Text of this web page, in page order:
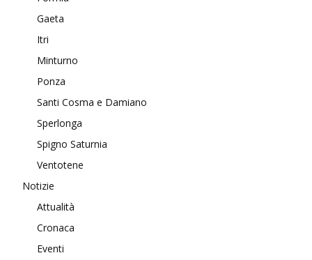
Gaeta
Itri
Minturno
Ponza
Santi Cosma e Damiano
Sperlonga
Spigno Saturnia
Ventotene
Notizie
Attualità
Cronaca
Eventi